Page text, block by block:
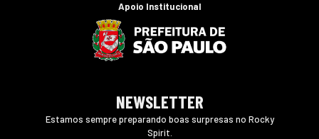
Apoio Institucional
NEWSLETTER
Estamos sempre preparando boas surpresas no Rocky
Spirit.